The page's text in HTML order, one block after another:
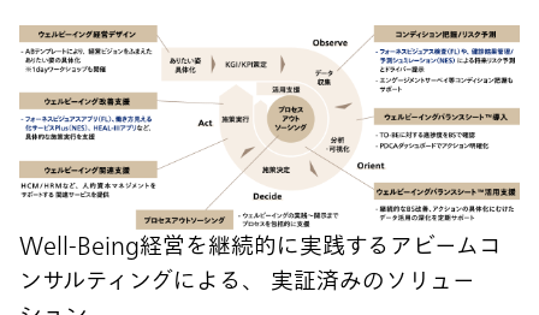
Well-Being経営を継続的に実践するアビームコ
ンサルティングによる、 実証済みのソリュー